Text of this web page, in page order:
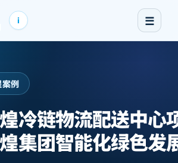
i ☰
例
冷链物流配送中心
集团智能化绿色发